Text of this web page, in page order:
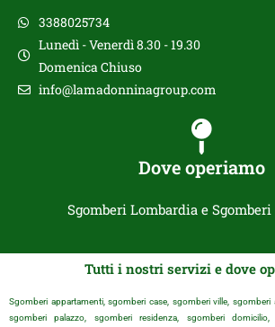
3388025734
Lunedì - Venerdì 8.30 - 19.30
Domenica Chiuso
info@lamadonninagroup.com
Dove operiamo
Sgomberi Lombardia e
Tutti i nostri servizi e dove
Sgomberi appartamenti, sgomberi case, sgomberi ville, sgomberi
sgomberi palazzo, sgomberi residenza, sgomberi